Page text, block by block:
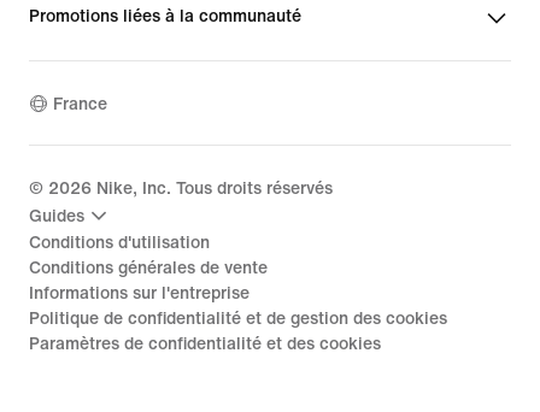
Promotions liées à la communauté
France
© 2026 Nike, Inc. Tous droits réservés
Guides
Conditions d'utilisation
Conditions générales de vente
Informations sur l'entreprise
Politique de confidentialité et de gestion des cookies
Paramètres de confidentialité et des cookies